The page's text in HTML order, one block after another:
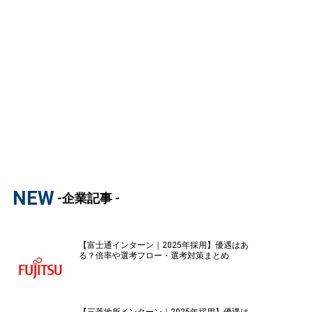
NEW -企業記事 -
【富士通インターン｜2025年採用】優遇はあ
る？倍率や選考フロー・選考対策まとめ